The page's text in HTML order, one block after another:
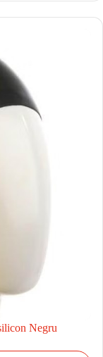
Negru